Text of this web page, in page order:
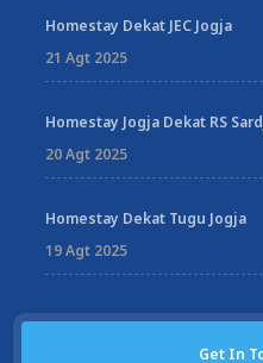
Homestay Dekat JEC Jogja
21 Agt 2025
Homestay Jogja Dekat RS
20 Agt 2025
Homestay Dekat Tugu Jogja
19 Agt 2025
Get In